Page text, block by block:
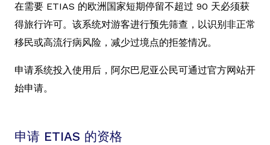
在需要 ETIAS 的欧洲国家短期停留不超过 90 天必须获
得旅行许可。该系统对游客进行预先筛查，以识别非正常
移民或高流行病风险，减少过境点的拒签情况。
申请系统投入使用后，阿尔巴尼亚公民可通过官方网站开
始申请。
申请 ETIAS 的资格